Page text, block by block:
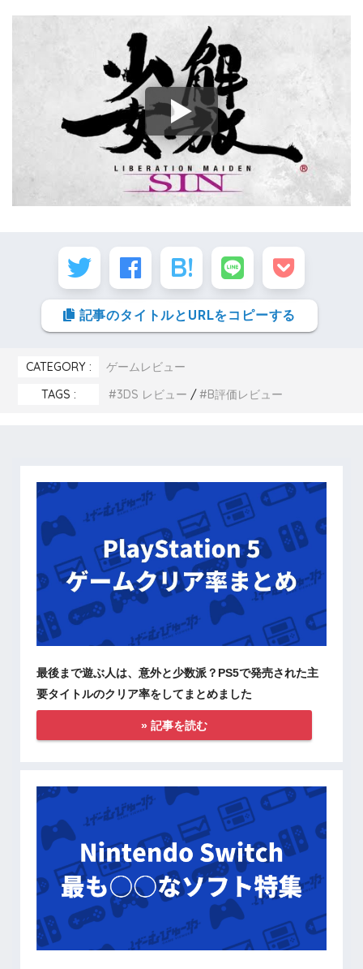
記事のタイトルとURLをコピーする
CATEGORY :
ゲームレビュー
TAGS :
3DS レビュー B評価レビュー
最後まで遊ぶ人は、意外と少数派？PS5で発売された主
要タイトルのクリア率をしてまとめました
» 記事を読む